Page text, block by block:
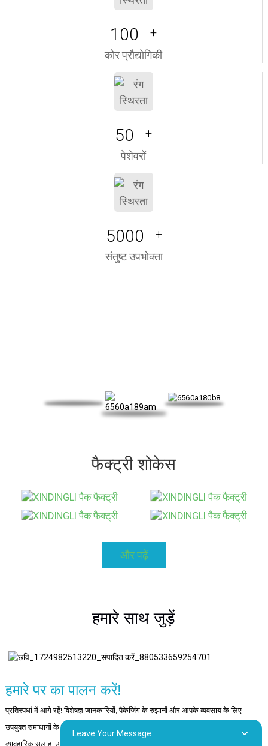
100 +
कोर प्रौद्योगिकी
50 +
पेशेवरों
5000 +
संतुष्ट उपभोक्ता
फैक्ट्री शोकेस
और पढ़ें
हमारे साथ जुड़ें
हमारे पर का पालन करें!
प्रतिस्पर्धा में आगे रहें! विशेषज्ञ जानकारियों, पैकेजिंग के रुझानों और आपके व्यवसाय के लिए
उपयुक्त समाधानों के लिए लिंक्डइन, यूट्यूब और फेसबुक पर हमें फ़ॉलो करें। हमारे चैनल
व्यावहारिक सलाह, उद्योग समाचार और रचनात्मक पैकेजिंग विचारों से भरे हुए हैं जो आपके ब्रांड की
Leave Your Message